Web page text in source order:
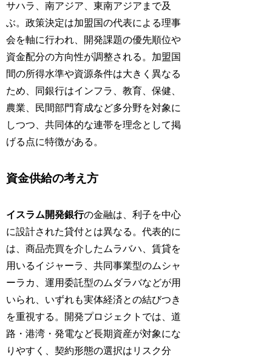
サハラ、南アジア、東南アジアまで及
ぶ。政策決定は加盟国の代表による理事
会を軸に行われ、開発課題の優先順位や
資金配分の方向性が調整される。加盟国
間の所得水準や資源条件は大きく異なる
ため、同銀行はインフラ、教育、保健、
農業、民間部門育成など多分野を対象に
しつつ、共同体的な連帯を理念として掲
げる点に特徴がある。
資金供給の考え方
イスラム開発銀行の金融は、利子を中心
に設計された貸付とは異なる。代表的に
は、商品売買を介したムラバハ、賃貸を
用いるイジャーラ、共同事業型のムシャ
ーラカ、運用委託型のムダラバなどが用
いられ、いずれも実体経済との結びつき
を重視する。開発プロジェクトでは、道
路・港湾・発電など長期資産が対象にな
りやすく、契約形態の選択はリスク分